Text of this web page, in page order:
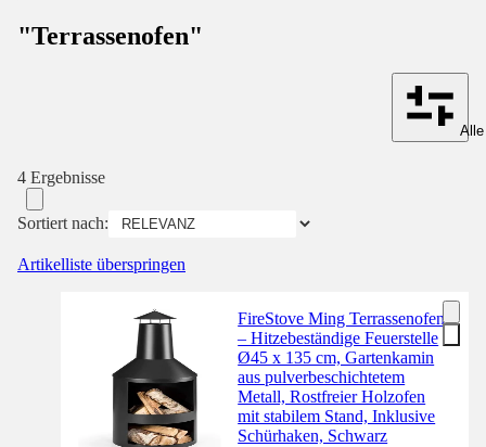
"Terrassenofen"
4 Ergebnisse
Sortiert nach:
Artikelliste überspringen
FireStove Ming Terrassenofen
– Hitzebeständige Feuerstelle
Ø45 x 135 cm, Gartenkamin
aus pulverbeschichtetem
Metall, Rostfreier Holzofen
mit stabilem Stand, Inklusive
Schürhaken, Schwarz